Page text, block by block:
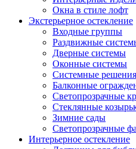
Окна в стиле лофт
Экстерьерное остекление
Входные группы
Раздвижные
Дверные системы
Оконные системы
Системные
Балконные
Светопрозрачные
Стеклянные
Зимние сады
Светопрозрачные
Интерьерное остекление